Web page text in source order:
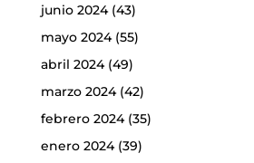
junio 2024(43)
mayo 2024(55)
abril 2024(49)
marzo 2024(42)
febrero 2024(35)
enero 2024(39)